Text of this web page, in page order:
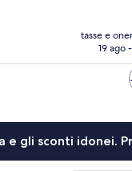
tasse e
19 ago
e gli sconti idonei.